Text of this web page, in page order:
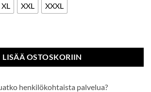
XL XXL XXXL
LISÄÄ OSTOSKORIIN
henkilökohtaista palvelua?